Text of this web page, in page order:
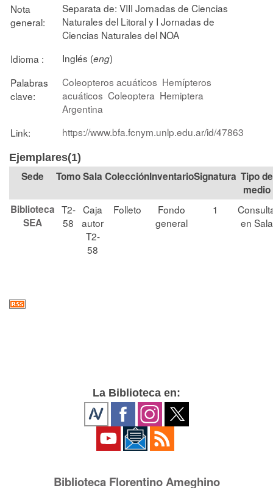
Nota
general:
Separata de: VIII Jornadas de Ciencias
Naturales del Litoral y I Jornadas de
Ciencias Naturales del NOA
Idioma :
Inglés (eng)
Palabras
clave:
Coleopteros acuáticos Hemípteros
acuáticos Coleoptera Hemiptera
Argentina
Link:
https://www.bfa.fcnym.unlp.edu.ar/id/47863
Ejemplares(1)
TomoSala Colección Signatura Tipo de
medio
Biblioteca
SEA
T2-
58
Caja
autor
T2-
58
Folleto
Fondo
general
1
en Sala
La Biblioteca en:
Biblioteca Florentino Ameghino